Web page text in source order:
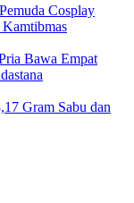
Cosplay
Bawa Empat
Gram Sabu dan